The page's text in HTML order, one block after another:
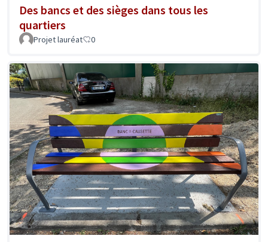
Des bancs et des sièges dans tous les
quartiers
Projet lauréat 0